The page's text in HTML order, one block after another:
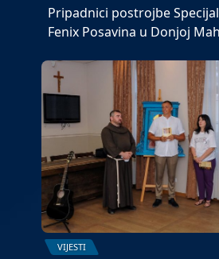
Pripadnici postrojbe
Fenix Posavina u Donjoj
VIJESTI